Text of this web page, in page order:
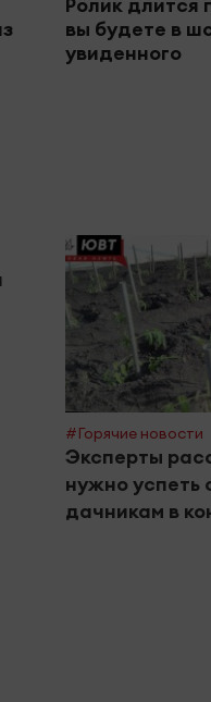
Ролик длится
вы будете в
увиденного
#Горячие новости
Эксперты
нужно успеть
дачникам в